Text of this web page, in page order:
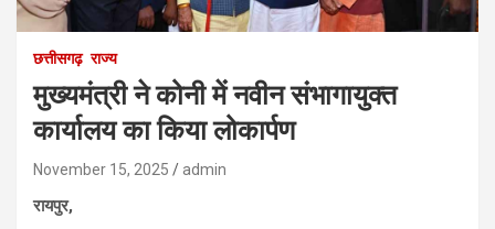
छत्तीसगढ़ राज्य
मुख्यमंत्री ने कोनी में नवीन संभागायुक्त
कार्यालय का किया लोकार्पण
November 15, 2025 admin
रायपुर,